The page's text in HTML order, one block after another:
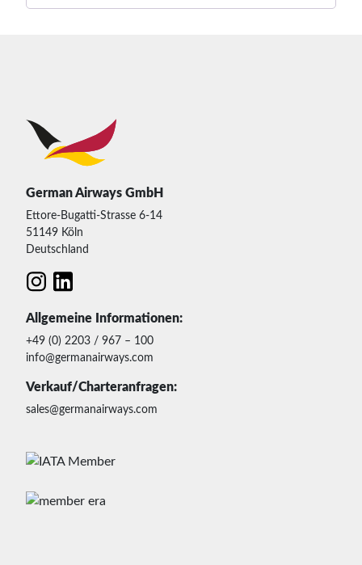
German Airways GmbH
Ettore-Bugatti-Strasse 6-14
51149 Köln
Deutschland
Allgemeine Informationen:
+49 (0) 2203 / 967 – 100
info@germanairways.com
Verkauf/Charteranfragen:
sales@germanairways.com